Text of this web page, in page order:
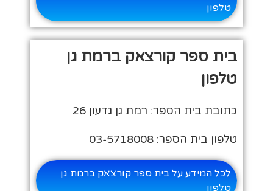
טלפון
בית ספר קורצאק ברמת גן
טלפון
כתובת בית הספר: רמת גן גדעון 26
טלפון בית הספר: 03-5718008
לכל המידע על בית ספר קורצאק ברמת גן
טלפון